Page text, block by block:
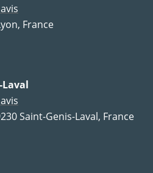
avis
France
Laval
avis
Saint-Genis-Laval, France